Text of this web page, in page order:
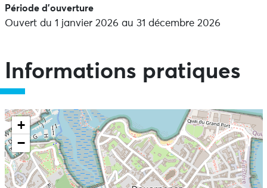
ouvrages lorsque la Médiathèque est fermée. Les
impressions sont possibles à partir d’un photocopieur
public. Des bibliothécaires sont disponibles pour vous
accueillir, vous aider, vous conseiller. N’hésitez pas à les
consulter.
Période d'ouverture
Ouvert du 1 janvier 2026 au 31 décembre 2026
Informations pratiques
+
−